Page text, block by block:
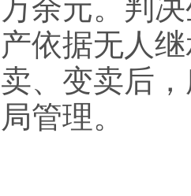
万余元。判
产依据无人
卖、变卖后
局管理。